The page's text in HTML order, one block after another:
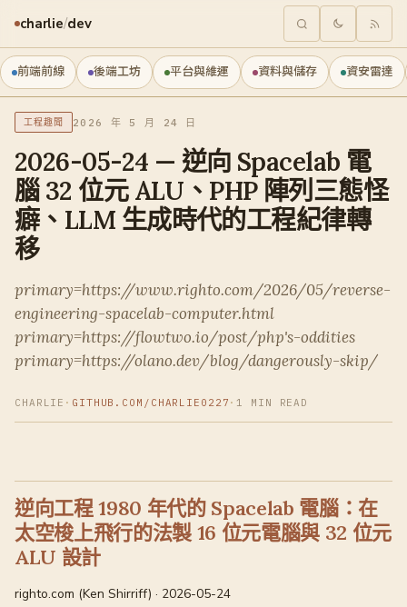
charlie/dev
前端前線 後端工坊 平台與維運 資料與儲存 資安雷達
工程趣聞 2026 年 5 月 24 日
2026-05-24 — 逆向 Spacelab 電
腦 32 位元 ALU、PHP 陣列三態怪
癖、LLM 生成時代的工程紀律轉
移
primary=https://www.righto.com/2026/05/reverse-
engineering-spacelab-computer.html
primary=https://flowtwo.io/post/php's-oddities
primary=https://olano.dev/blog/dangerously-skip/
CHARLIE · GITHUB.COM/CHARLIE0227 · 1 MIN READ
逆向工程 1980 年代的 Spacelab 電腦：在
太空梭上飛行的法製 16 位元電腦與 32 位元
ALU 設計
righto.com (Ken Shirriff) · 2026-05-24